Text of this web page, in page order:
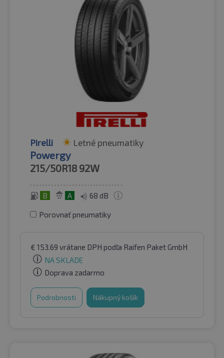
Pirelli Letné pneumatiky
Powergy
215/50R18 92W
B A 68 dB
Porovnať pneumatiky
€ 153.69 vrátane DPH podľa Raifen Paket GmbH
NA SKLADE
Doprava zadarmo
Podrobnosti Nákupný košík